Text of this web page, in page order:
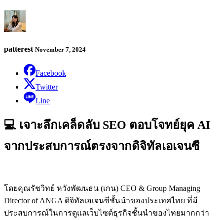
patterest November 7, 2024
Facebook
Twitter
Line
💻 เจาะลึกเคล็ดลับ SEO ตอบโจทย์ยุค AI
จากประสบการณ์ตรงจากดิจิทัลเอเจนซี
โดยคุณรัชวิทย์ หวังพัฒนธน (เกน) CEO & Group Managing
Director of ANGA ดิจิทัลเอเจนซีชั้นนำของประเทศไทย ที่มี
ประสบการณ์ในการดูแลเว็บไซต์ธุรกิจชั้นนำของไทยมากกว่า